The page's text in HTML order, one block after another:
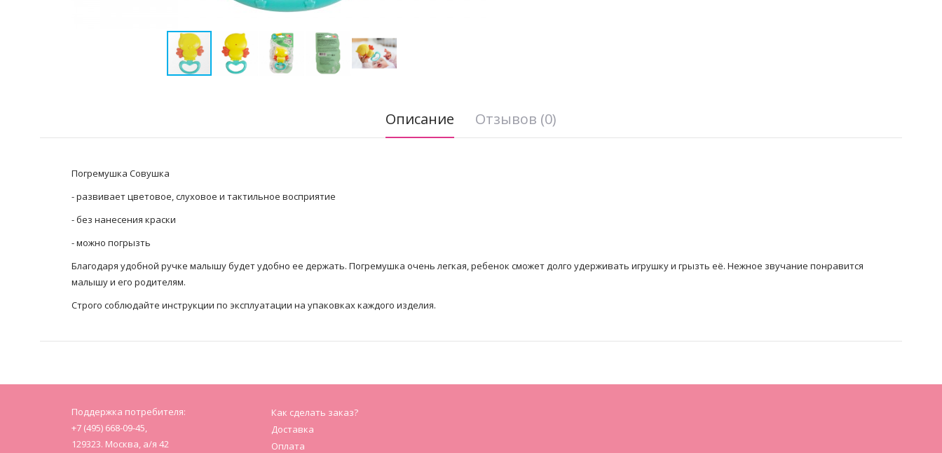
Описание Отзывов (0)
Погремушка Совушка
- развивает цветовое, слуховое и тактильное восприятие
- без нанесения краски
- можно погрызть
Благодаря удобной ручке малышу будет удобно ее держать. Погремушка очень легкая, ребенок сможет долго удерживать игрушку и грызть её. Нежное звучание понравится
малышу и его родителям.
Строго соблюдайте инструкции по эксплуатации на упаковках каждого изделия.
Поддержка потребителя:
+7 (495) 668-09-45,
129323. Москва, а/я 42
Как сделать заказ?
Доставка
Оплата